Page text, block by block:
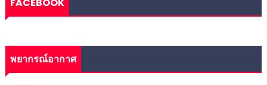
พยากรณ์อากาศ